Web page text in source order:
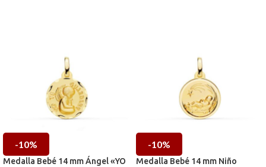
-10%
Medalla Bebé 14 mm Ángel «YO
-10%
Medalla Bebé 14 mm Niño